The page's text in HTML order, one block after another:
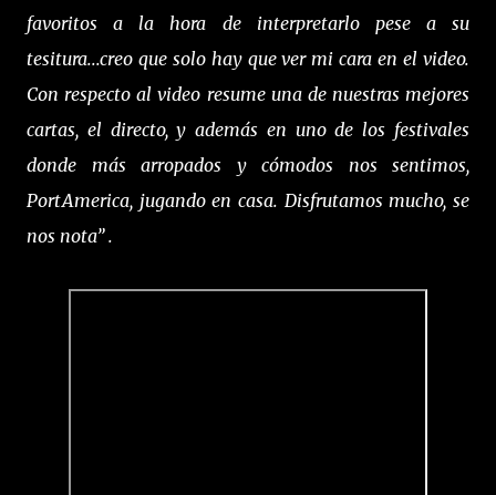
favoritos a la hora de interpretarlo pese a su
tesitura...creo que solo hay que ver mi cara en el video.
Con respecto al video resume una de nuestras mejores
cartas, el directo, y además en uno de los festivales
donde más arropados y cómodos nos sentimos,
PortAmerica, jugando en casa. Disfrutamos mucho, se
nos nota” .